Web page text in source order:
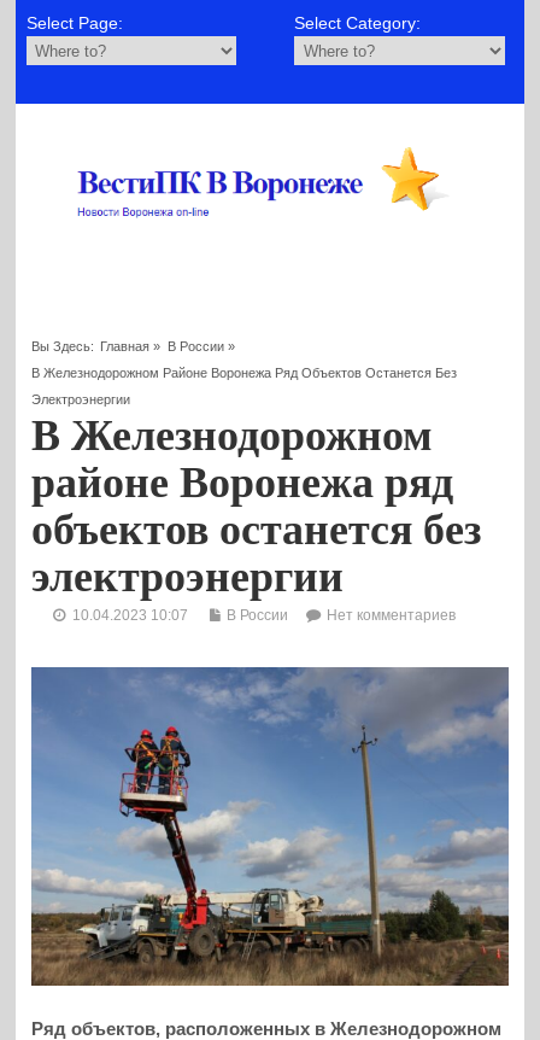
Select Page: Select Category:
Вы Здесь: Главная » В России»
В Железнодорожном Районе Воронежа Ряд Объектов Останется Без
Электроэнергии
В Железнодорожном
районе Воронежа ряд
объектов останется без
электроэнергии
10.04.2023 10:07 В России Нет комментариев
Ряд объектов, расположенных в Железнодорожном